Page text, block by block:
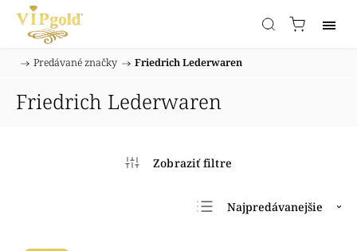
/ Predávané značky / Friedrich Lederwaren
Friedrich Lederwaren
Najpredávanejšie